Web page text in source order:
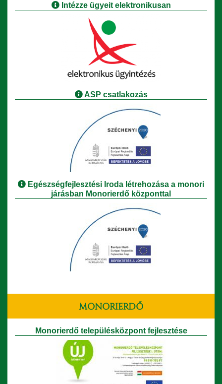
MONORIERDŐ
Monorierdő településközpont fejlesztése
Intézze ügyeit elektronikusan
ASP csatlakozás
Egészségfejlesztési Iroda létrehozása a monori
járásban Monorierdő központtal